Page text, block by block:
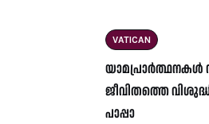
VATICAN
യാമപ്രാർത്ഥനകൾ
ജീവിതത്തെ
പാപ്പാ